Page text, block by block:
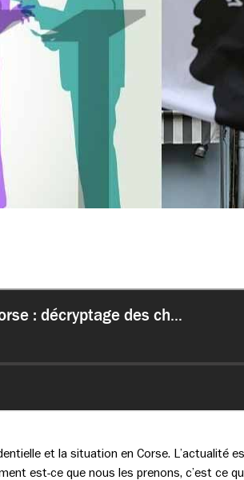
et la situation en Corse. L’actualité
est-ce que nous les prenons, c’est ce